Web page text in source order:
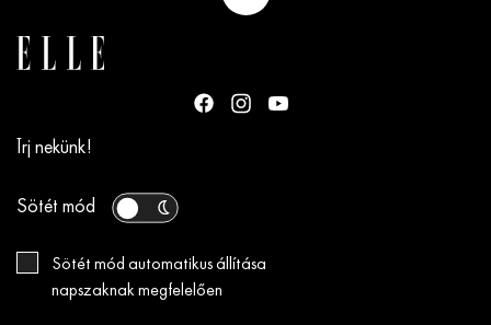
Írj nekünk!
Sötét mód
Sötét mód automatikus állítása
napszaknak megfelelően